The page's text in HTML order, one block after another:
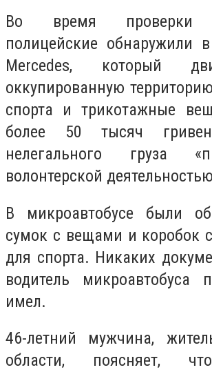
Во время проверки
полицейские обнаружили
Mercedes, который
оккупированную
спорта и трикотажные
более 50 тысяч
нелегального груза
волонтерской
В микроавтобусе были
сумок с вещами и коробок
для спорта. Никаких
водитель микроавтобуса
имел.
46-летний мужчина,
области, поясняет,